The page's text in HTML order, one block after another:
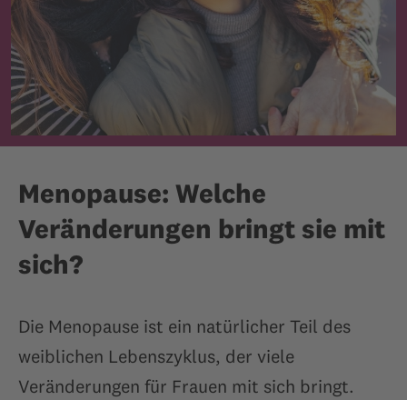
Menopause: Welche
Veränderungen bringt sie mit
sich?
Die Menopause ist ein natürlicher Teil des
weiblichen Lebenszyklus, der viele
Veränderungen für Frauen mit sich bringt.